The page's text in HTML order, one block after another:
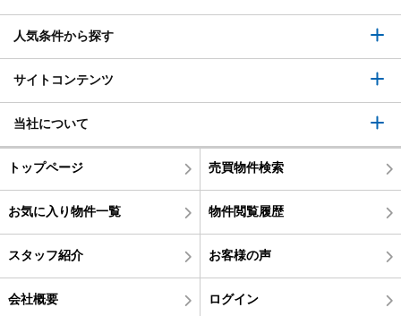
人気条件から探す
サイトコンテンツ
当社について
トップページ 売買物件検索
お気に入り物件一覧 物件閲覧履歴
スタッフ紹介 お客様の声
会社概要 ログイン